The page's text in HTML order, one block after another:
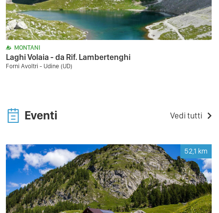
MONTANI
Laghi Volaia - da Rif. Lambertenghi
Forni Avoltri - Udine (UD)
Eventi Vedi tutti
52,1 km